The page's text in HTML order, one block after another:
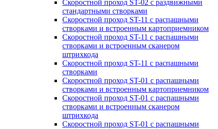
Скоростной проход ST-02 с раздвижными
стандартными створками
Скоростной проход ST-11 с распашными
створками и встроенным картоприемником
Скоростной проход ST-11 с распашными
створками и встроенным сканером
штрихкода
Скоростной проход ST-11 с распашными
створками
Скоростной проход ST-01 с распашными
створками и встроенным картоприемником
Скоростной проход ST-01 с распашными
створками и встроенным сканером
штрихкода
Скоростной проход ST-01 с распашными